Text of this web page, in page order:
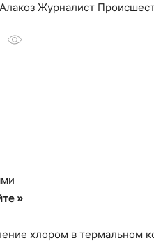
Журналист
»
хлором в термальном